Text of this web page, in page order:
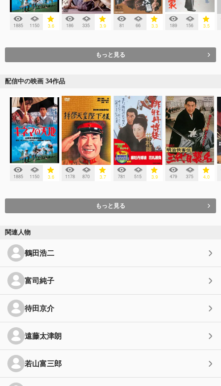
1885 1150 3.6 186 335 3.9 81 66 3.3 189 156 3.5
もっと見る
配信中の映画 34作品
1885 1150 3.6 1178 870 3.7 781 515 3.9 479 375 4.0
もっと見る
関連人物
鶴田浩二
富司純子
待田京介
遠藤太津朗
若山富三郎